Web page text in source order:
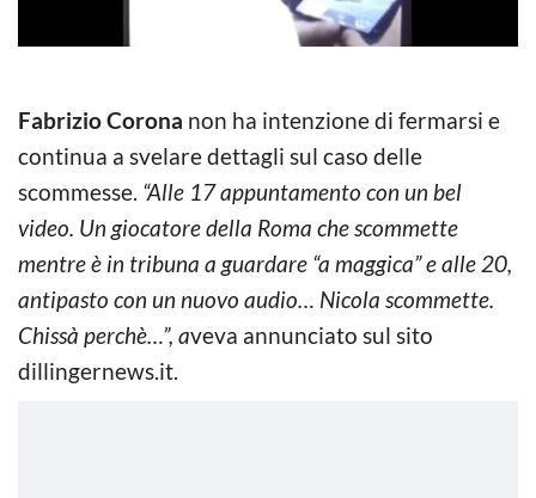
Fabrizio Corona non ha intenzione di fermarsi e
continua a svelare dettagli sul caso delle
scommesse. “Alle 17 appuntamento con un bel
video. Un giocatore della Roma che scommette
mentre è in tribuna a guardare “a maggica” e alle 20,
antipasto con un nuovo audio… Nicola scommette.
Chissà perchè…”, aveva annunciato sul sito
dillingernews.it.